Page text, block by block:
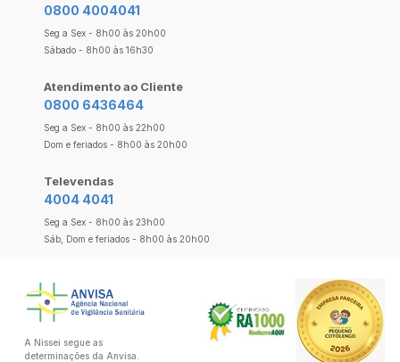
0800 4004041
Seg a Sex - 8h00 às 20h00
Sábado - 8h00 às 16h30
Atendimento ao Cliente
0800 6436464
Seg a Sex - 8h00 às 22h00
Dom e feriados - 8h00 às 20h00
Televendas
4004 4041
Seg a Sex - 8h00 às 23h00
Sáb, Dom e feriados - 8h00 às 20h00
A Nissei segue as
determinações da Anvisa.